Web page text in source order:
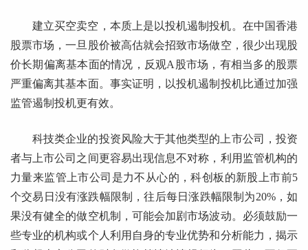
建立买空卖空，本质上是以投机遏制投机。在中国香港
股票市场，一旦股价被高估就会招致市场做空，很少出现股
价长期偏离基本面的情况，反观A股市场，有相当多的股票
严重偏离其基本面。事实证明，以投机遏制投机比通过加强
监管遏制投机更有效。
科技类企业的投资风险大于其他类型的上市公司，投资
者与上市公司之间更容易出现信息不对称，利用监管机构的
力量来监管上市公司是力不从心的，科创板的新股上市前5
个交易日没有涨跌幅限制，往后每日涨跌幅限制为20%，如
果没有健全的做空机制，可能会加剧市场波动。必须鼓励一
些专业的机构或个人利用自身的专业优势和分析能力，揭示